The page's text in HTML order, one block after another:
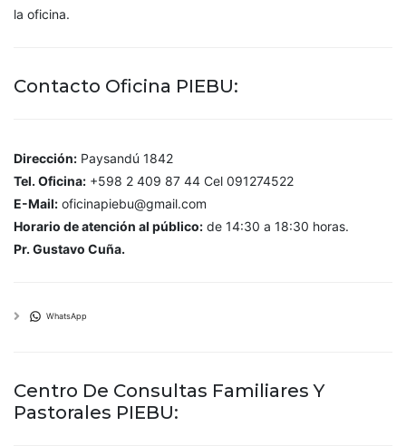
la oficina.
Contacto Oficina PIEBU:
Dirección: Paysandú 1842
Tel. Oficina: +598 2 409 87 44 Cel 091274522
E-Mail: oficinapiebu@gmail.com
Horario de atención al público: de 14:30 a 18:30 horas.
Pr. Gustavo Cuña.
WhatsApp
Centro De Consultas Familiares Y
Pastorales PIEBU: